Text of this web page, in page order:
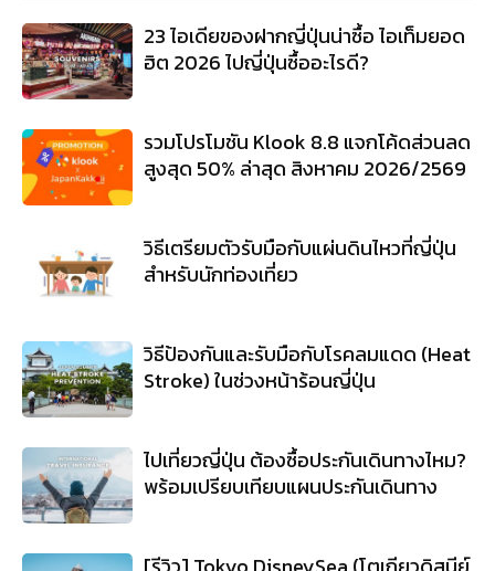
23 ไอเดียของฝากญี่ปุ่นน่าซื้อ ไอเท็มยอด
ฮิต 2026 ไปญี่ปุ่นซื้ออะไรดี?
รวมโปรโมชัน Klook 8.8 แจกโค้ดส่วนลด
สูงสุด 50% ล่าสุด สิงหาคม 2026/2569
วิธีเตรียมตัวรับมือกับแผ่นดินไหวที่ญี่ปุ่น
สำหรับนักท่องเที่ยว
วิธีป้องกันและรับมือกับโรคลมแดด (Heat
Stroke) ในช่วงหน้าร้อนญี่ปุ่น
ไปเที่ยวญี่ปุ่น ต้องซื้อประกันเดินทางไหม?
พร้อมเปรียบเทียบแผนประกันเดินทาง